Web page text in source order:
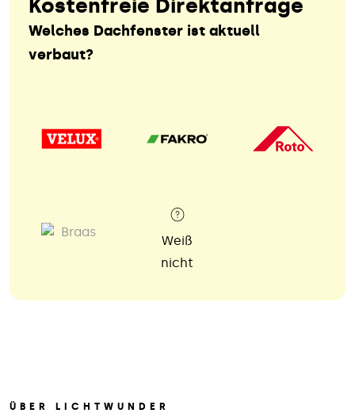
Kostenfreie Direktanfrage
Welches Dachfenster ist aktuell
verbaut?
Weiß
nicht
ÜBER LICHTWUNDER